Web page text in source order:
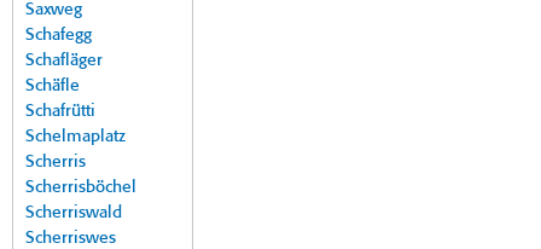
Saxweg
Schafegg
Schafläger
Schäfle
Schafrütti
Schelmaplatz
Scherris
Scherrisböchel
Scherriswald
Scherriswes